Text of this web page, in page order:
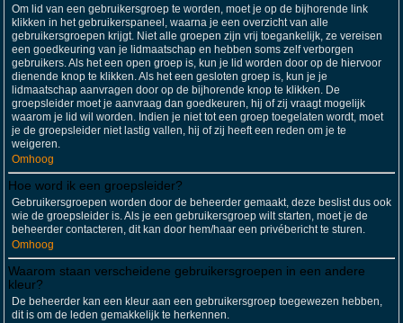
Om lid van een gebruikersgroep te worden, moet je op de bijhorende link
klikken in het gebruikerspaneel, waarna je een overzicht van alle
gebruikersgroepen krijgt. Niet alle groepen zijn vrij toegankelijk, ze vereisen
een goedkeuring van je lidmaatschap en hebben soms zelf verborgen
gebruikers. Als het een open groep is, kun je lid worden door op de hiervoor
dienende knop te klikken. Als het een gesloten groep is, kun je je
lidmaatschap aanvragen door op de bijhorende knop te klikken. De
groepsleider moet je aanvraag dan goedkeuren, hij of zij vraagt mogelijk
waarom je lid wil worden. Indien je niet tot een groep toegelaten wordt, moet
je de groepsleider niet lastig vallen, hij of zij heeft een reden om je te
weigeren.
Omhoog
Hoe word ik een groepsleider?
Gebruikersgroepen worden door de beheerder gemaakt, deze beslist dus ook
wie de groepsleider is. Als je een gebruikersgroep wilt starten, moet je de
beheerder contacteren, dit kan door hem/haar een privébericht te sturen.
Omhoog
Waarom staan verscheidene gebruikersgroepen in een andere
kleur?
De beheerder kan een kleur aan een gebruikersgroep toegewezen hebben,
dit is om de leden gemakkelijk te herkennen.